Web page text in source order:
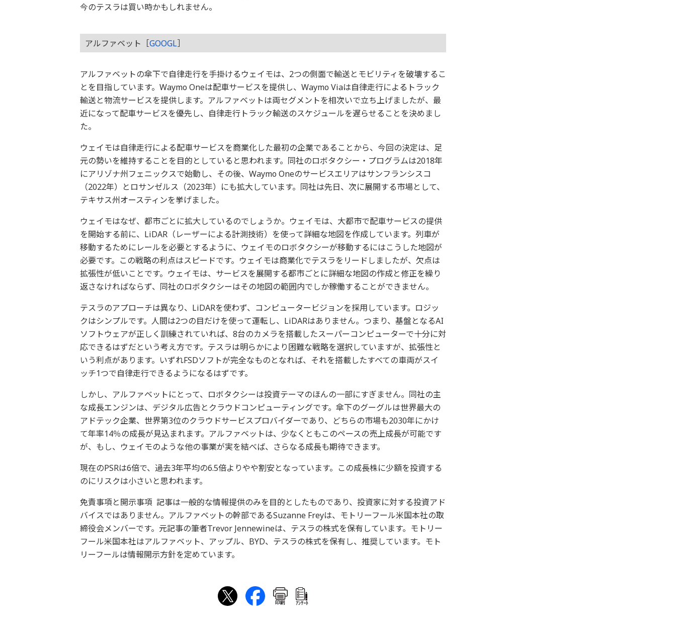
今のテスラは買い時かもしれません。
アルファベット［GOOGL］
アルファベットの傘下で自律走行を手掛けるウェイモは、2つの側面で輸送とモビリティを破壊するこ
とを目指しています。Waymo Oneは配車サービスを提供し、Waymo Viaは自律走行によるトラック
輸送と物流サービスを提供します。アルファベットは両セグメントを相次いで立ち上げましたが、最
近になって配車サービスを優先し、自律走行トラック輸送のスケジュールを遅らせることを決めまし
た。
ウェイモは自律走行による配車サービスを商業化した最初の企業であることから、今回の決定は、足
元の勢いを維持することを目的としていると思われます。同社のロボタクシー・プログラムは2018年
にアリゾナ州フェニックスで始動し、その後、Waymo Oneのサービスエリアはサンフランシスコ
（2022年）とロサンゼルス（2023年）にも拡大しています。同社は先日、次に展開する市場として、
テキサス州オースティンを挙げました。
ウェイモはなぜ、都市ごとに拡大しているのでしょうか。ウェイモは、大都市で配車サービスの提供
を開始する前に、LiDAR（レーザーによる計測技術）を使って詳細な地図を作成しています。列車が
移動するためにレールを必要とするように、ウェイモのロボタクシーが移動するにはこうした地図が
必要です。この戦略の利点はスピードです。ウェイモは商業化でテスラをリードしましたが、欠点は
拡張性が低いことです。ウェイモは、サービスを展開する都市ごとに詳細な地図の作成と修正を繰り
返さなければならず、同社のロボタクシーはその地図の範囲内でしか稼働することができません。
テスラのアプローチは異なり、LiDARを使わず、コンピュータービジョンを採用しています。ロジッ
クはシンプルです。人間は2つの目だけを使って運転し、LiDARはありません。つまり、基盤となるAI
ソフトウェアが正しく訓練されていれば、8台のカメラを搭載したスーパーコンピューターで十分に対
応できるはずだという考え方です。テスラは明らかにより困難な戦略を選択していますが、拡張性と
いう利点があります。いずれFSDソフトが完全なものとなれば、それを搭載したすべての車両がスイ
ッチ1つで自律走行できるようになるはずです。
しかし、アルファベットにとって、ロボタクシーは投資テーマのほんの一部にすぎません。同社の主
な成長エンジンは、デジタル広告とクラウドコンピューティングです。傘下のグーグルは世界最大の
アドテック企業、世界第3位のクラウドサービスプロバイダーであり、どちらの市場も2030年にかけ
て年率14％の成長が見込まれます。アルファベットは、少なくともこのペースの売上成長が可能です
が、もし、ウェイモのような他の事業が実を結べば、さらなる成長も期待できます。
現在のPSRは6倍で、過去3年平均の6.5倍よりやや割安となっています。この成長株に少額を投資する
のにリスクは小さいと思われます。
免責事項と開示事項 記事は一般的な情報提供のみを目的としたものであり、投資家に対する投資アド
バイスではありません。アルファベットの幹部であるSuzanne Freyは、モトリーフール米国本社の取
締役会メンバーです。元記事の筆者Trevor Jennewineは、テスラの株式を保有しています。モトリー
フール米国本社はアルファベット、アップル、BYD、テスラの株式を保有し、推奨しています。モト
リーフールは情報開示方針を定めています。
印刷 ｱﾝｹｰﾄ